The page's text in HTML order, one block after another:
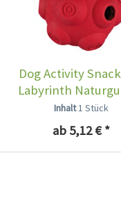
Dog Activity
Labyrinth
Inhalt1 Stück
ab 5,12 € *